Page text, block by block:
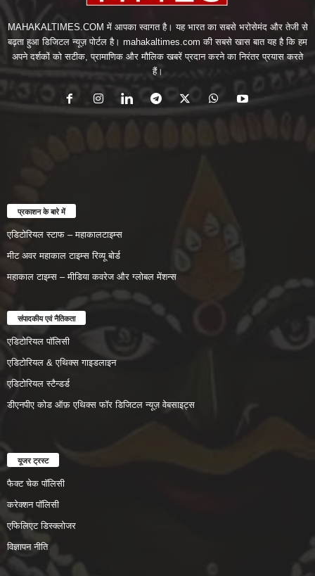
MAHAKALTIMES.COM में आपका स्वागत है। यह भारत का सबसे भरोसेमंद और तेजी से
बढ़ता हुआ डिजिटल न्यूज़ पोर्टल है। mahakaltimes.com की सबसे खास बात यह है कि हम
अपने दर्शकों को सटीक, प्रामाणिक और मौलिक खबरें प्रदान करने का निरंतर प्रयास करते
हैं।
प्रकाशन के बारे में
एडिटोरियल स्टाफ – महाकालटाइम्स
मीट अवर महाकाल टाइम्स रिव्यू बोर्ड
महाकाल टाइम्स – मीडिया कवरेज और ग्लोबल मेंशन्स
संपादकीय एवं नैतिकता
एडिटोरियल पॉलिसी
एडिटोरियल & एथिक्स गाइडलाइन
एडिटोरियल स्टैन्डर्ड
डीएनपीए कोड ऑफ़ एथिक्स फॉर डिजिटल न्यूज़ वेबसाइट्स
यूजर ट्रस्ट
फैक्ट चेक पॉलिसी
करेक्शन पॉलिसी
एफिलिएट डिस्क्लोजर
विज्ञापन नीति